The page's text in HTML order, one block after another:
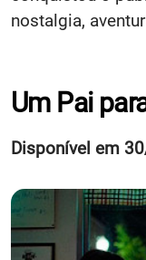
nostalgia,
Um Pai
Disponível em